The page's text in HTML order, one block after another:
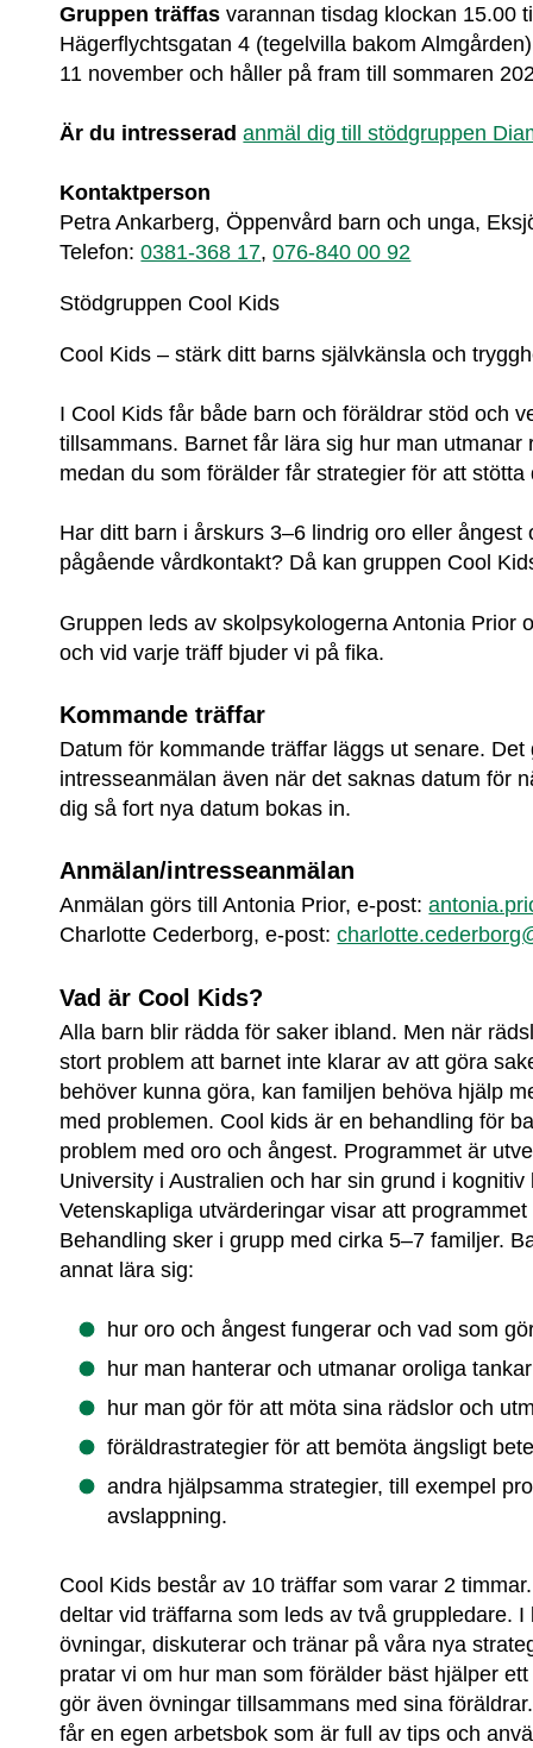
Gruppen träffas varannan tisdag klockan 15.00
Hägerflychtsgatan 4 (tegelvilla bakom
11 november och håller på fram till sommaren
Är du intresserad anmäl dig till stödgruppen
Kontaktperson
Petra Ankarberg, Öppenvård barn och unga,
Telefon: 0381-368 17, 076-840 00 92
Stödgruppen Cool Kids
Cool Kids – stärk ditt barns självkänsla och
I Cool Kids får både barn och föräldrar stöd och
tillsammans. Barnet får lära sig hur man utmanar
medan du som förälder får strategier för att
Har ditt barn i årskurs 3–6 lindrig oro eller ångest
pågående vårdkontakt? Då kan gruppen Cool
Gruppen leds av skolpsykologerna Antonia Prior
och vid varje träff bjuder vi på fika.
Kommande träffar
Datum för kommande träffar läggs ut senare.
intresseanmälan även när det saknas datum för
dig så fort nya datum bokas in.
Anmälan/intresseanmälan
Anmälan görs till Antonia Prior, e-post:
Charlotte Cederborg, e-post:
Vad är Cool Kids?
Alla barn blir rädda för saker ibland. Men när
stort problem att barnet inte klarar av att göra
behöver kunna göra, kan familjen behöva hjälp
med problemen. Cool kids är en behandling för
problem med oro och ångest. Programmet är
University i Australien och har sin grund i
Vetenskapliga utvärderingar visar att
Behandling sker i grupp med cirka 5–7 familjer.
annat lära sig:
hur oro och ångest fungerar och vad som
hur man hanterar och utmanar oroliga tankar
hur man gör för att möta sina rädslor och
föräldrastrategier för att bemöta ängsligt
andra hjälpsamma strategier, till exempel
avslappning.
Cool Kids består av 10 träffar som varar 2
deltar vid träffarna som leds av två gruppledare.
övningar, diskuterar och tränar på våra nya
pratar vi om hur man som förälder bäst hjälper
gör även övningar tillsammans med sina
får en egen arbetsbok som är full av tips och